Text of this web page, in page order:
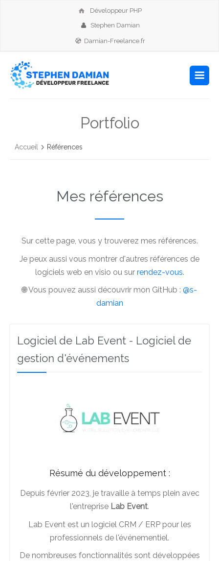
Développeur PHP
Stephen Damian
Damian-Freelance.fr
Portfolio
Accueil Références
Mes références
Sur cette page, vous y trouverez mes références.
Je peux aussi vous montrer d'autres références de
logiciels web en visio ou sur rendez-vous.
🌐 Vous pouvez aussi découvrir mon GitHub : @s-
damian
Logiciel de Lab Event - Logiciel de
gestion d'événements
Résumé du développement :
Depuis février 2023, je travaille à temps plein avec
l'entreprise Lab Event.
Lab Event est un logiciel CRM / ERP pour les
professionnels de l'événementiel.
De nombreuses fonctionnalités sont développées